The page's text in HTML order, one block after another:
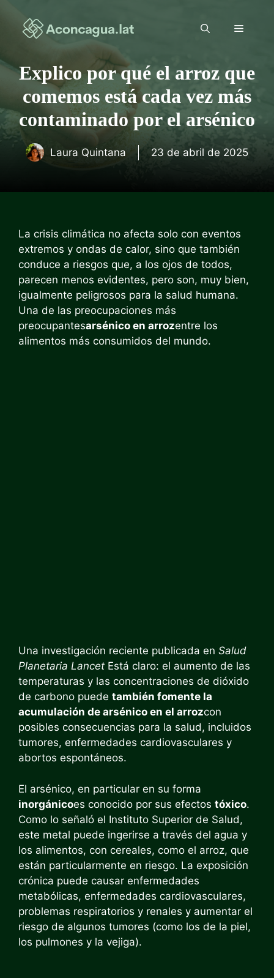
contenido
Menú
Explico por qué el arroz que
comemos está cada vez más
contaminado por el arsénico
Laura Quintana 23 de abril de 2025
La crisis climática no afecta solo con eventos
extremos y ondas de calor, sino que también
conduce a riesgos que, a los ojos de todos,
parecen menos evidentes, pero son, muy bien,
igualmente peligrosos para la salud humana.
Una de las preocupaciones más
preocupantesarsénico en arrozentre los
alimentos más consumidos del mundo.
Una investigación reciente publicada en Salud
Planetaria Lancet Está claro: el aumento de las
temperaturas y las concentraciones de dióxido
de carbono puede también fomente la
acumulación de arsénico en el arrozcon
posibles consecuencias para la salud, incluidos
tumores, enfermedades cardiovasculares y
abortos espontáneos.
El arsénico, en particular en su forma
inorgánicoes conocido por sus efectos tóxico.
Como lo señaló el Instituto Superior de Salud,
este metal puede ingerirse a través del agua y
los alimentos, con cereales, como el arroz, que
están particularmente en riesgo. La exposición
crónica puede causar enfermedades
metabólicas, enfermedades cardiovasculares,
problemas respiratorios y renales y aumentar el
riesgo de algunos tumores (como los de la piel,
los pulmones y la vejiga).